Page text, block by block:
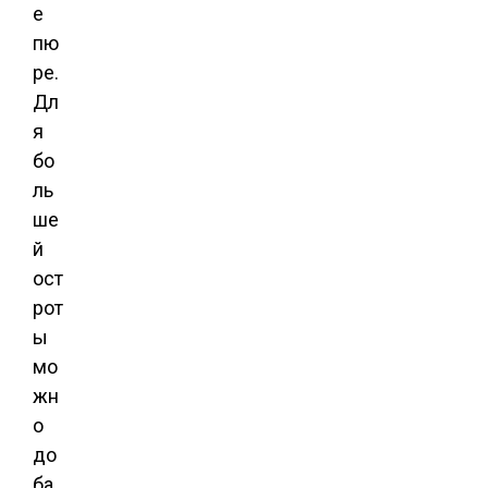
е
пю
ре.
Дл
я
бо
ль
ше
й
ост
рот
ы
мо
жн
о
до